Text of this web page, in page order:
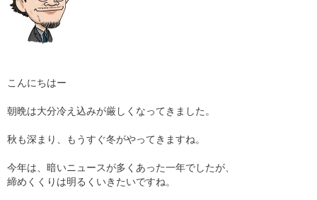
こんにちはー
朝晩は大分冷え込みが厳しくなってきました。
秋も深まり、もうすぐ冬がやってきますね。
今年は、暗いニュースが多くあった一年でしたが、
締めくくりは明るくいきたいですね。